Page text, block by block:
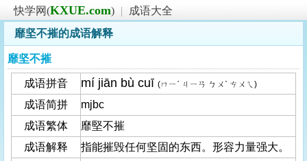
快学网(KXUE.com) |
成语大全
靡坚不摧的成语解释
靡坚不摧
成语拼音 mí jiān bù cuī (ㄇㄧˊ ㄐㄧㄢ ㄅㄨˋ ㄘㄨㄟ)
成语简拼
mjbc
成语繁体
靡堅不摧
成语解释
指能摧毁任何坚固的东西。形容力量强大。